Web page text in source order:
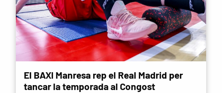
El BAXI Manresa rep el Real Madrid per
tancar la temporada al Congost